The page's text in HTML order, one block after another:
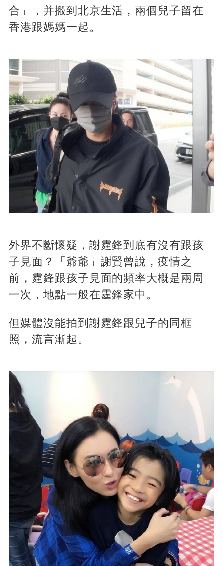
合」，并搬到北京生活，兩個兒子留在
香港跟媽媽一起。
外界不斷懷疑，謝霆鋒到底有沒有跟孩
子見面？「爺爺」謝賢曾說，疫情之
前，霆鋒跟孩子見面的頻率大概是兩周
一次，地點一般在霆鋒家中。
但媒體沒能拍到謝霆鋒跟兒子的同框
照，流言漸起。